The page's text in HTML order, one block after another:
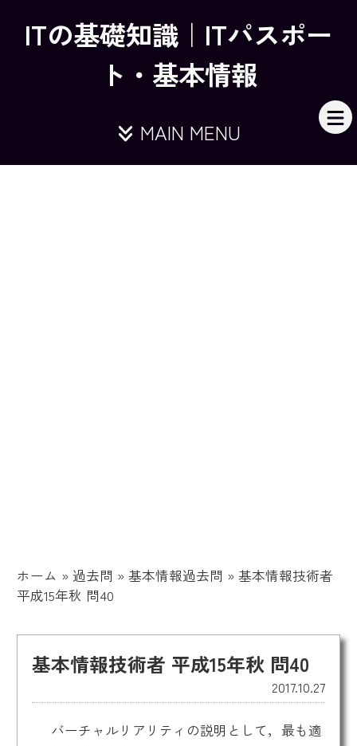
ITの基礎知識｜ITパスポー
ト・基本情報
MAIN MENU
ホーム » 過去問 » 基本情報過去問 »基本情報技術者
平成15年秋 問40
基本情報技術者 平成15年秋 問40
2017.10.27
バーチャルリアリティの説明として，最も適